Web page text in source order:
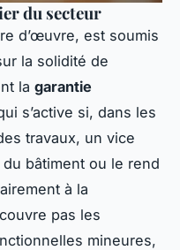
du secteur
d’œuvre, est soumis
la solidité de
la garantie
s’active si, dans les
travaux, un vice
bâtiment ou le rend
à la
pas les
mineures,